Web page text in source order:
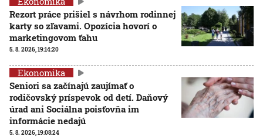
Rezort práce prišiel s návrhom rodinnej
karty so zľavami. Opozícia hovorí o
marketingovom ťahu
5. 8. 2026, 19:14:20
Ekonomika
Seniori sa začínajú zaujímať o
rodičovský príspevok od detí. Daňový
úrad ani Sociálna poisťovňa im
informácie nedajú
5. 8. 2026, 19:08:24